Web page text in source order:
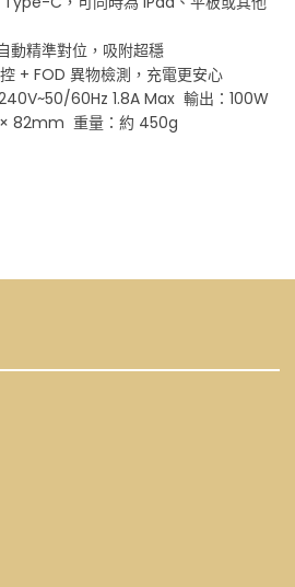
動精準對位，吸附超穩
+ FOD 異物檢測，充電更安心
60Hz 1.8A Max 輸出：100W
82mm 重量：約 450g